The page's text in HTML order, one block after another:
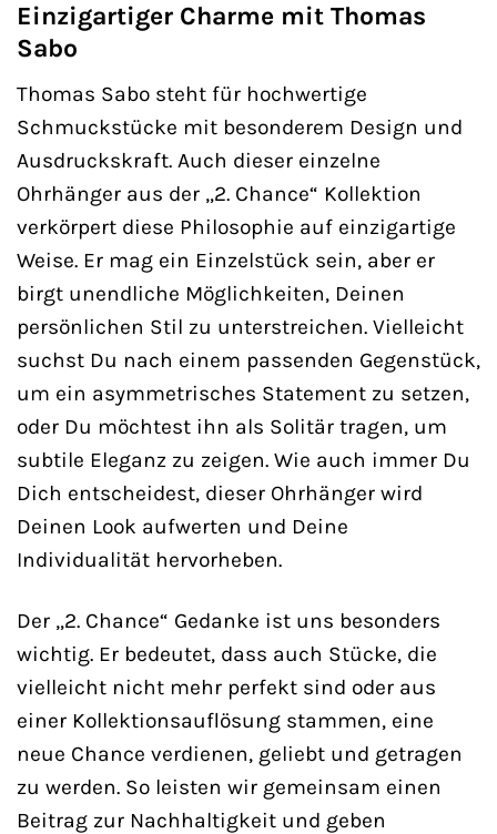
Einzigartiger Charme mit Thomas
Sabo
Thomas Sabo steht für hochwertige
Schmuckstücke mit besonderem Design und
Ausdruckskraft. Auch dieser einzelne
Ohrhänger aus der „2. Chance“ Kollektion
verkörpert diese Philosophie auf einzigartige
Weise. Er mag ein Einzelstück sein, aber er
birgt unendliche Möglichkeiten, Deinen
persönlichen Stil zu unterstreichen. Vielleicht
suchst Du nach einem passenden Gegenstück,
um ein asymmetrisches Statement zu setzen,
oder Du möchtest ihn als Solitär tragen, um
subtile Eleganz zu zeigen. Wie auch immer Du
Dich entscheidest, dieser Ohrhänger wird
Deinen Look aufwerten und Deine
Individualität hervorheben.
Der „2. Chance“ Gedanke ist uns besonders
wichtig. Er bedeutet, dass auch Stücke, die
vielleicht nicht mehr perfekt sind oder aus
einer Kollektionsauflösung stammen, eine
neue Chance verdienen, geliebt und getragen
zu werden. So leisten wir gemeinsam einen
Beitrag zur Nachhaltigkeit und geben